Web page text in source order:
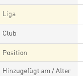
Liga
Club
Position
Hinzugefügt am / Alter